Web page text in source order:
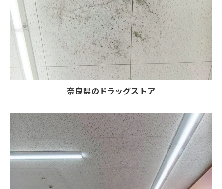
奈良県のドラッグストア